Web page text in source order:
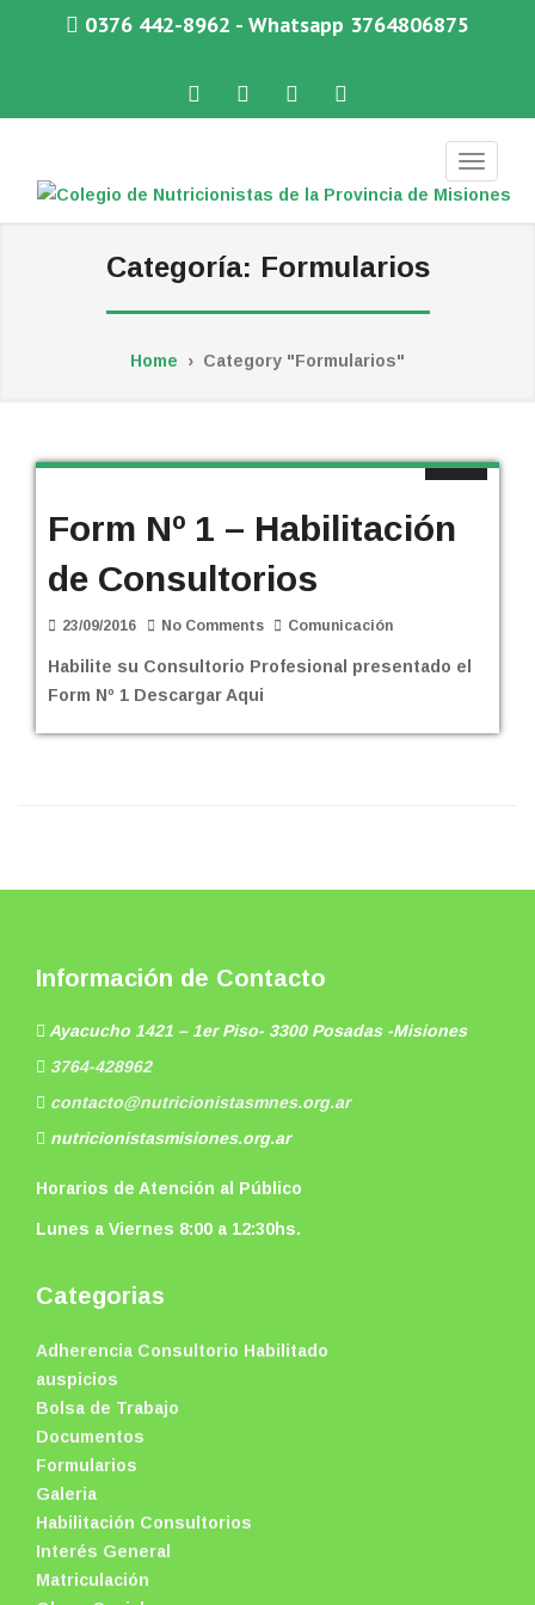
0376 442-8962 - Whatsapp 3764806875
FacebookTwitterInstagramWhatsApp
COLEGIO DE NUTRICIONISTAS DE LA PROVINCIA DE MISIONES
Categoría: Formularios
Home › Category "Formularios"
Form Nº 1 – Habilitación
de Consultorios
23/09/2016 No Comments Comunicación
Habilite su Consultorio Profesional presentado el
Form Nº 1 Descargar Aqui
Información de Contacto
Ayacucho 1421 – 1er Piso- 3300 Posadas -Misiones
3764-428962
contacto@nutricionistasmnes.org.ar
nutricionistasmisiones.org.ar
Horarios de Atención al Público
Lunes a Viernes 8:00 a 12:30hs.
Categorias
Adherencia Consultorio Habilitado
auspicios
Bolsa de Trabajo
Documentos
Formularios
Galeria
Habilitación Consultorios
Interés General
Matriculación